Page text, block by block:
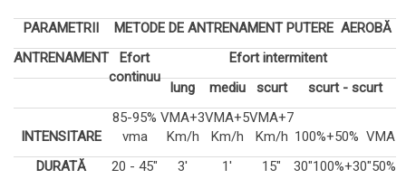
PARAMETRII
METODE DE ANTRENAMENT PUTERE AEROBĂ
ANTRENAMENT
Efort
continuu
Efort intermitent
lung
mediu scurt scurt - scurt
INTENSITARE
85-95%
vma
VMA+3
Km/h
VMA+5
Km/h
VMA+7
Km/h 100%+50% VMA
DURATĂ
20 - 45" 3' 1' 15" 30"100%+30"50%